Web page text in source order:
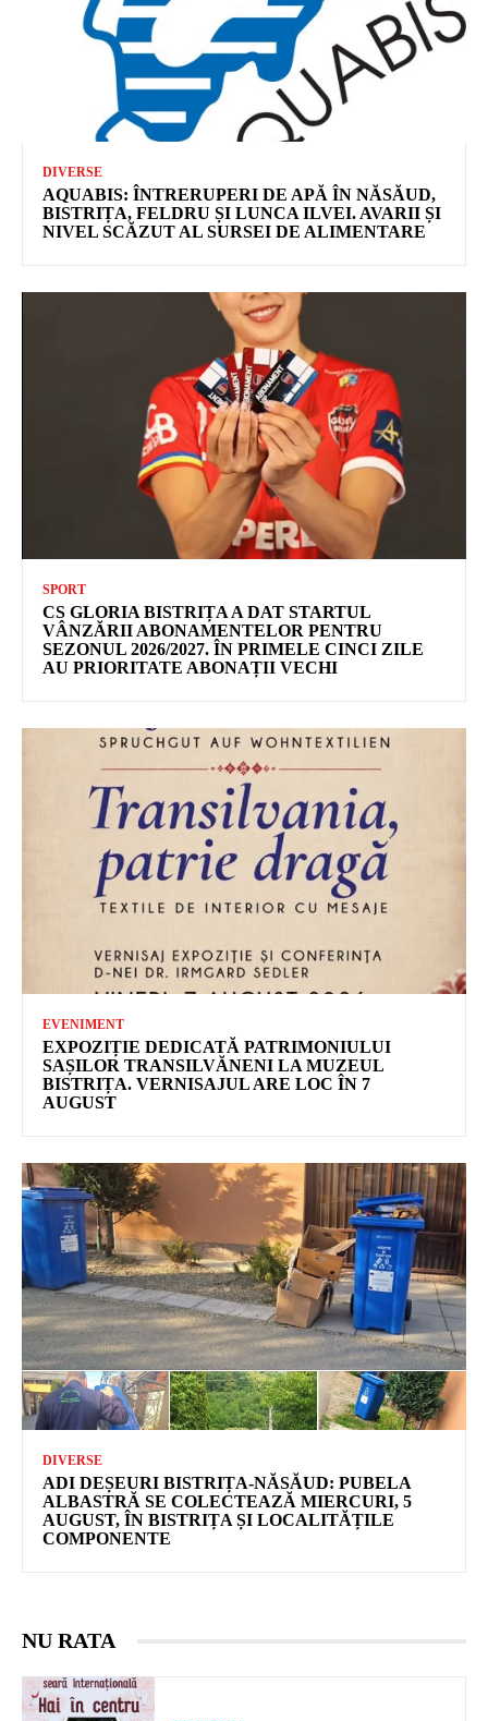
DIVERSE
AQUABIS: ÎNTRERUPERI DE APĂ ÎN NĂSĂUD,
BISTRIȚA, FELDRU ȘI LUNCA ILVEI. AVARII ȘI
NIVEL SCĂZUT AL SURSEI DE ALIMENTARE
SPORT
CS GLORIA BISTRIȚA A DAT STARTUL
VÂNZĂRII ABONAMENTELOR PENTRU
SEZONUL 2026/2027. ÎN PRIMELE CINCI ZILE
AU PRIORITATE ABONAȚII VECHI
EVENIMENT
EXPOZIȚIE DEDICATĂ PATRIMONIULUI
SAȘILOR TRANSILVĂNENI LA MUZEUL
BISTRIȚA. VERNISAJUL ARE LOC ÎN 7
AUGUST
DIVERSE
ADI DEȘEURI BISTRIȚA-NĂSĂUD: PUBELA
ALBASTRĂ SE COLECTEAZĂ MIERCURI, 5
AUGUST, ÎN BISTRIȚA ȘI LOCALITĂȚILE
COMPONENTE
NU RATA